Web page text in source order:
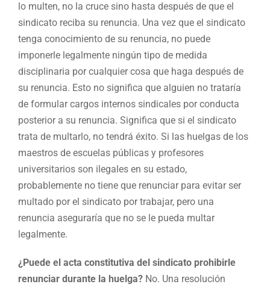
lo multen, no la cruce sino hasta después de que el
sindicato reciba su renuncia. Una vez que el sindicato
tenga conocimiento de su renuncia, no puede
imponerle legalmente ningún tipo de medida
disciplinaria por cualquier cosa que haga después de
su renuncia. Esto no significa que alguien no trataría
de formular cargos internos sindicales por conducta
posterior a su renuncia. Significa que si el sindicato
trata de multarlo, no tendrá éxito. Si las huelgas de los
maestros de escuelas públicas y profesores
universitarios son ilegales en su estado,
probablemente no tiene que renunciar para evitar ser
multado por el sindicato por trabajar, pero una
renuncia aseguraría que no se le pueda multar
legalmente.
¿Puede el acta constitutiva del sindicato prohibirle
renunciar durante la huelga? No. Una resolución